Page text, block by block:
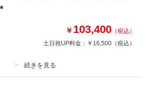
な撮影レポート
（埼玉）
￥ 103,400 （税込）
土日祝UP料金： ￥16,500 （税込）